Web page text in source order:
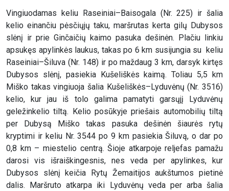
Vingiuodamas keliu Raseiniai–Baisogala (Nr. 225) ir šalia
kelio einančiu pėsčiųjų taku, maršrutas kerta gilų Dubysos
slėnį ir prie Ginčaičių kaimo pasuka dešinėn. Plačiu linkiu
apsukęs apylinkės laukus, takas po 6 km susijungia su keliu
Raseiniai–Šiluva (Nr. 148) ir po maždaug 3 km, darsyk kirtęs
Dubysos slėnį, pasiekia Kušeliškės kaimą. Toliau 5,5 km
Miško takas vingiuoja šalia Kušeliškės–Lyduvėnų (Nr. 3516)
kelio, kur jau iš tolo galima pamatyti garsųjį Lyduvėnų
geležinkelio tiltą. Kelio posūkyje priešais automobilių tiltą
per Dubysą Miško takas pasuka dešinėn šiaurės rytų
kryptimi ir keliu Nr. 3544 po 9 km pasiekia Šiluvą, o dar po
0,8 km – miestelio centrą. Šioje atkarpoje reljefas pamažu
darosi vis išraiškingesnis, nes veda per apylinkes, kur
Dubysos slėnį keičia Rytų Žemaitijos aukštumos pietinė
dalis. Maršruto atkarpa iki Lyduvėnų veda per arba šalia